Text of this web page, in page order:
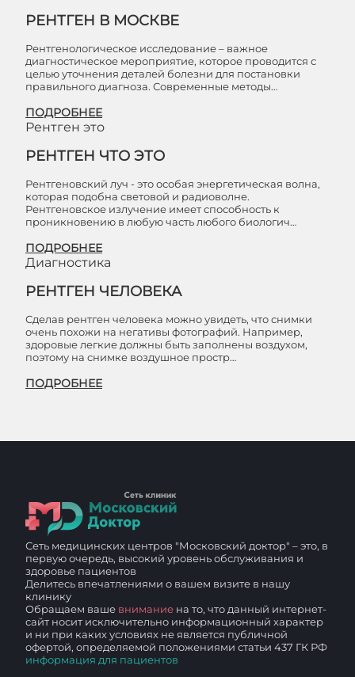
РЕНТГЕН В МОСКВЕ
Рентгенологическое исследование – важное
диагностическое мероприятие, которое проводится с
целью уточнения деталей болезни для постановки
правильного диагноза. Современные методы…
ПОДРОБНЕЕ
Рентген это
РЕНТГЕН ЧТО ЭТО
Рентгеновский луч - это особая энергетическая волна,
которая подобна световой и радиоволне.
Рентгеновское излучение имеет способность к
проникновению в любую часть любого биологич…
ПОДРОБНЕЕ
Диагностика
РЕНТГЕН ЧЕЛОВЕКА
Сделав рентген человека можно увидеть, что снимки
очень похожи на негативы фотографий. Например,
здоровые легкие должны быть заполнены воздухом,
поэтому на снимке воздушное простр…
ПОДРОБНЕЕ
Сеть медицинских центров "Московский доктор" – это, в
первую очередь, высокий уровень обслуживания и
здоровье пациентов
Делитесь впечатлениями о вашем визите в нашу
клинику
Обращаем ваше внимание на то, что данный интернет-
сайт носит исключительно информационный характер
и ни при каких условиях не является публичной
офертой, определяемой положениями статьи 437 ГК РФ
информация для пациентов